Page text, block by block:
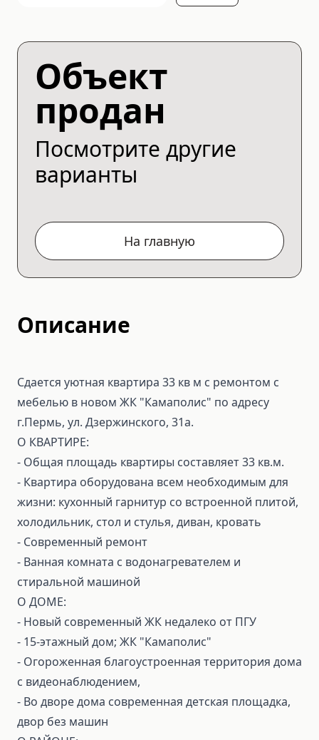
Объект
продан
Посмотрите другие
варианты
На главную
Описание
Сдается уютная квартира 33 кв м с ремонтом с
мебелью в новом ЖК "Камаполис" по адресу
г.Пермь, ул. Дзержинского, 31а.
О КВАРТИРЕ:
- Общая площадь квартиры составляет 33 кв.м.
- Квартира оборудована всем необходимым для
жизни: кухонный гарнитур со встроенной плитой,
холодильник, стол и стулья, диван, кровать
- Современный ремонт
- Ванная комната с водонагревателем и
стиральной машиной
О ДОМЕ:
- Новый современный ЖК недалеко от ПГУ
- 15-этажный дом; ЖК "Камаполис"
- Огороженная благоустроенная территория дома
с видеонаблюдением,
- Во дворе дома современная детская площадка,
двор без машин